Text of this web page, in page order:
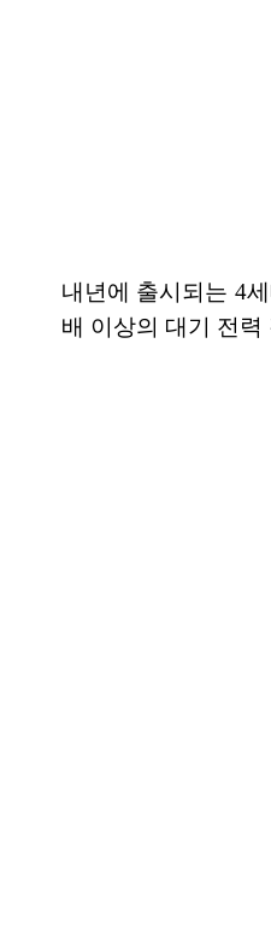
내년에 출시되는 4
배 이상의 대기 전